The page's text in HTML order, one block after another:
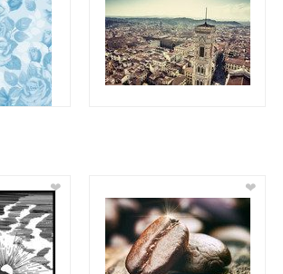
❤ ❤